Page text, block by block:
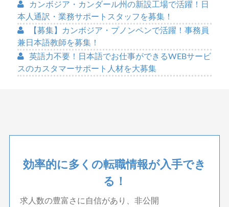
カンボジア・カンダール州の新設工場で活躍！日
本人通訳・業務サポートスタッフを募集！
【募集】カンボジア・プノンペンで活躍！事務員
兼日本語教師を募集！
英語力不要！日本語でお仕事ができるWEBサービ
スのカスタマーサポート人材を大募集
効率的に多くの転職情報が入手でき
る！
求人数の豊富さに自信があり、非公開